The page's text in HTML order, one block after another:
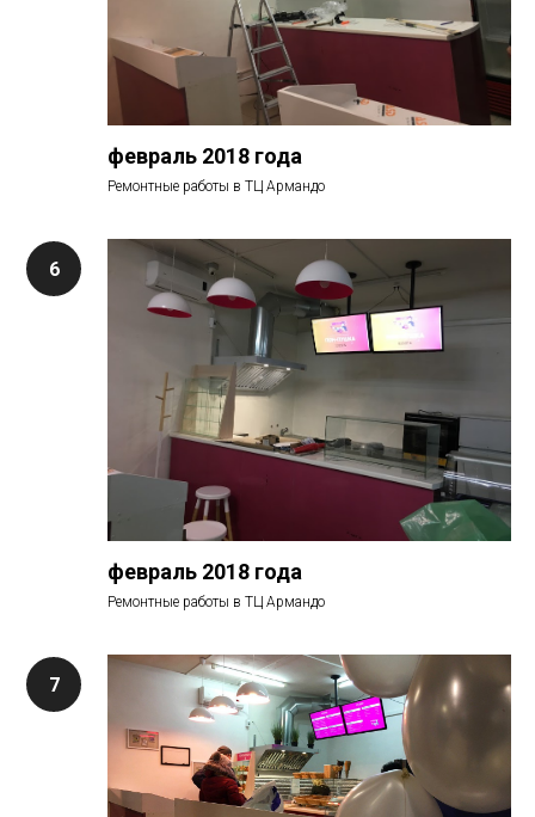
февраль 2018 года
Ремонтные работы в ТЦ Армандо
февраль 2018 года
Ремонтные работы в ТЦ Армандо